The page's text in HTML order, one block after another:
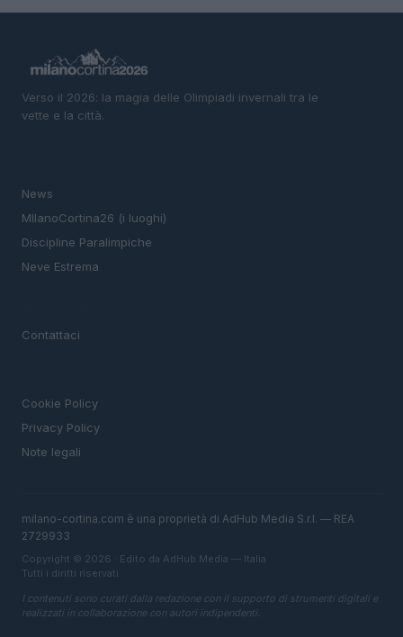
Verso il 2026: la magia delle Olimpiadi invernali tra le
vette e la città.
News
MIlanoCortina26 (i luoghi)
Discipline Paralimpiche
Neve Estrema
Contattaci
Cookie Policy
Privacy Policy
Note legali
milano-cortina.com è una proprietà di AdHub Media S.r.l. — REA
2729933
Copyright © 2026 · Edito da AdHub Media — Italia
Tutti i diritti riservati
I contenuti sono curati dalla redazione con il supporto di strumenti digitali e
realizzati in collaborazione con autori indipendenti.